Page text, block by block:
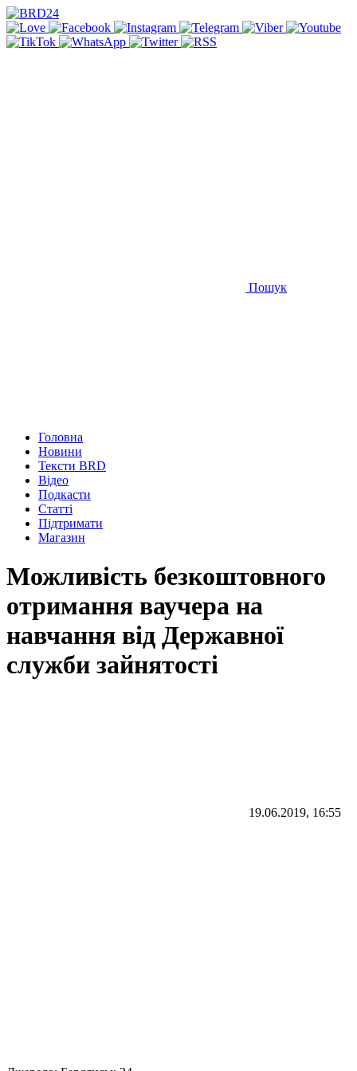
Пошук
Головна
Новини
Тексти BRD
Відео
Подкасти
Статті
Підтримати
Магазин
Можливість безкоштовного
отримання ваучера на
навчання від Державної
служби зайнятості
19.06.2019, 16:55